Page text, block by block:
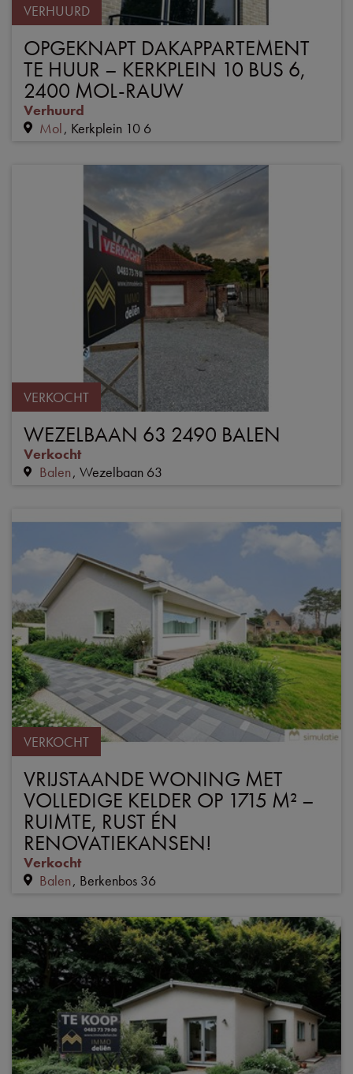
VERHUURD
OPGEKNAPT DAKAPPARTEMENT
TE HUUR – KERKPLEIN 10 BUS 6,
2400 MOL-RAUW
Verhuurd
Mol Kerkplein 10 6
VERKOCHT
WEZELBAAN 63 2490 BALEN
Verkocht
Balen Wezelbaan 63
VERKOCHT
VRIJSTAANDE WONING MET
VOLLEDIGE KELDER OP 1715 M² –
RUIMTE, RUST ÉN
RENOVATIEKANSEN!
Verkocht
Balen Berkenbos 36